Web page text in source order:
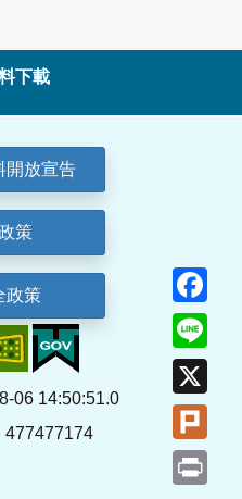
下載
開放宣告
策
政策
06 14:50:51.0
477477174